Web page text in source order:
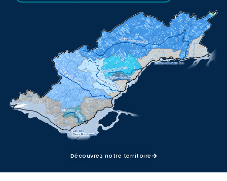
Découvrez notre territoire